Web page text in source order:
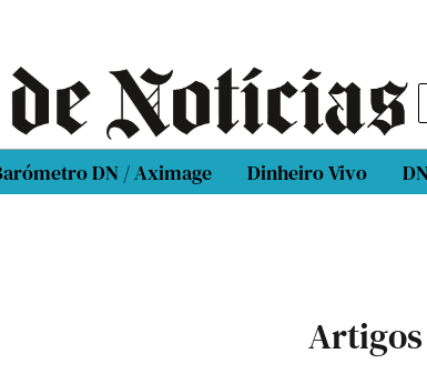
DN / Aximage Dinheiro Vivo